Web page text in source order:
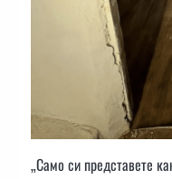
„Само си представете